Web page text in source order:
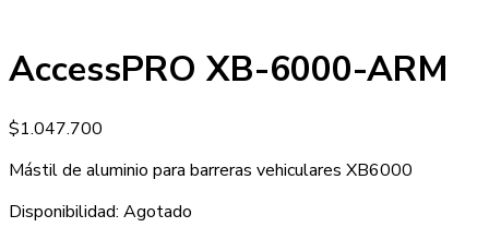
AccessPRO XB-6000-ARM
$1.047.700
Mástil de aluminio para barreras vehiculares XB6000
Disponibilidad: Agotado